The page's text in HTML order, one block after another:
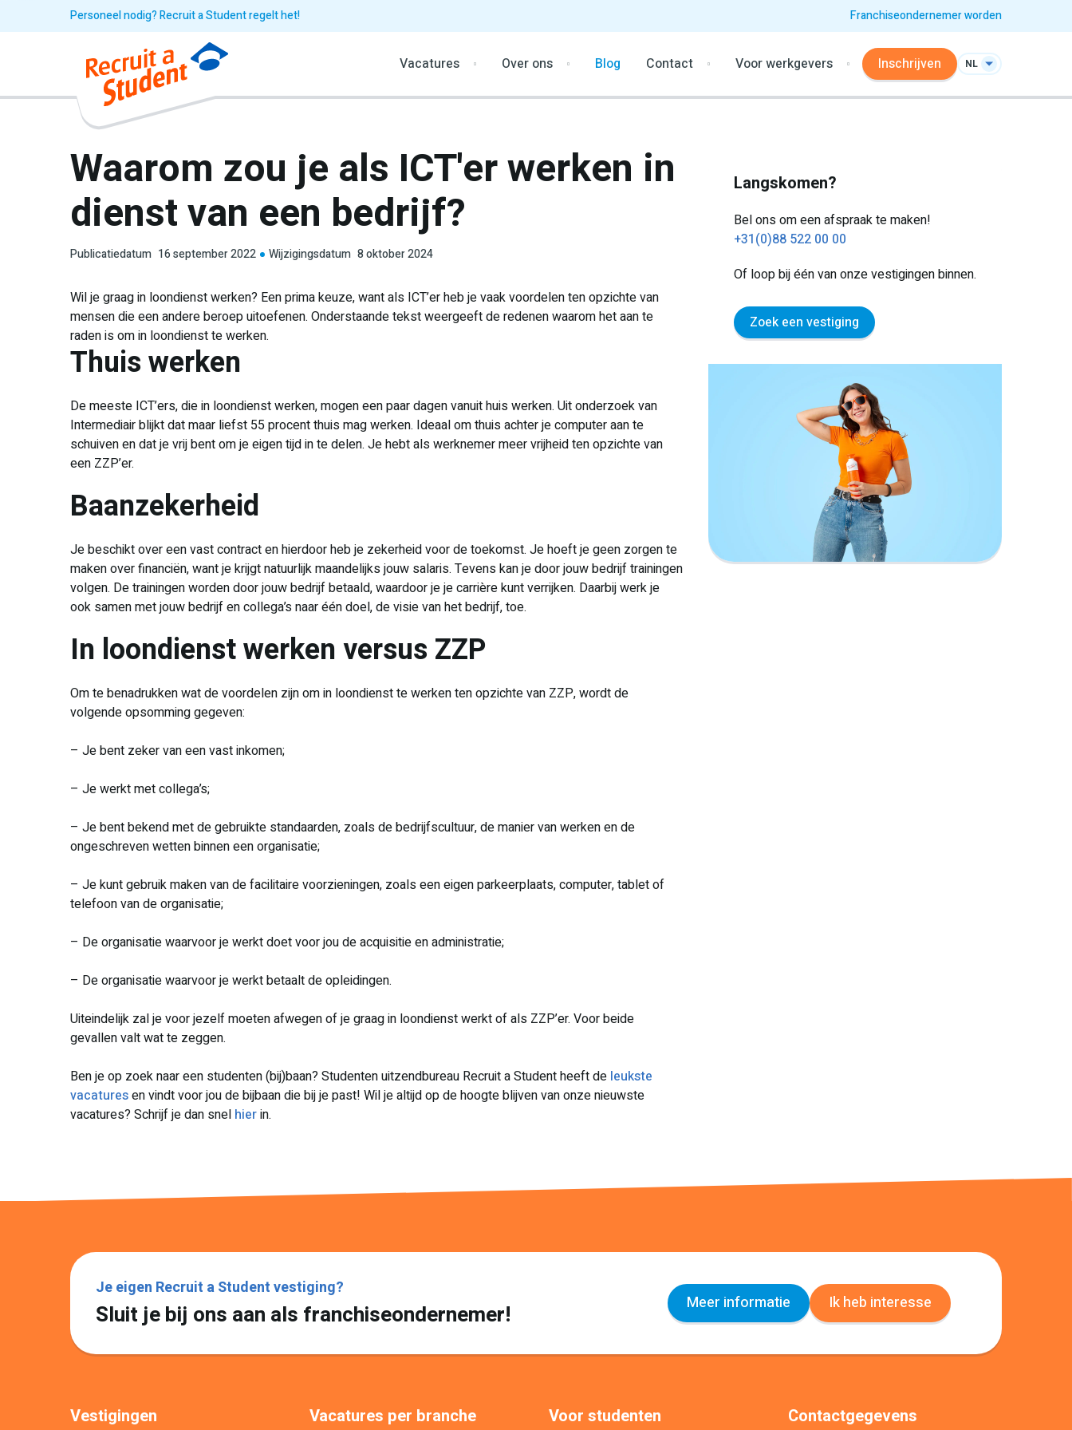
Personeel nodig? Recruit a Student regelt het! Franchiseondernemer worden
Vacatures Over ons Blog Contact Voor werkgevers Inschrijven NL
Waarom zou je als ICT'er werken in
dienst van een bedrijf?
Publicatiedatum 16 september 2022 Wijzigingsdatum 8 oktober 2024
Wil je graag in loondienst werken? Een prima keuze, want als ICT’er heb je vaak voordelen ten opzichte van
mensen die een andere beroep uitoefenen. Onderstaande tekst weergeeft de redenen waarom het aan te
raden is om in loondienst te werken.
Thuis werken
De meeste ICT’ers, die in loondienst werken, mogen een paar dagen vanuit huis werken. Uit onderzoek van
Intermediair blijkt dat maar liefst 55 procent thuis mag werken. Ideaal om thuis achter je computer aan te
schuiven en dat je vrij bent om je eigen tijd in te delen. Je hebt als werknemer meer vrijheid ten opzichte van
een ZZP’er.
Baanzekerheid
Je beschikt over een vast contract en hierdoor heb je zekerheid voor de toekomst. Je hoeft je geen zorgen te
maken over financiën, want je krijgt natuurlijk maandelijks jouw salaris. Tevens kan je door jouw bedrijf trainingen
volgen. De trainingen worden door jouw bedrijf betaald, waardoor je je carrière kunt verrijken. Daarbij werk je
ook samen met jouw bedrijf en collega’s naar één doel, de visie van het bedrijf, toe.
In loondienst werken versus ZZP
Om te benadrukken wat de voordelen zijn om in loondienst te werken ten opzichte van ZZP, wordt de
volgende opsomming gegeven:
– Je bent zeker van een vast inkomen;
– Je werkt met collega’s;
– Je bent bekend met de gebruikte standaarden, zoals de bedrijfscultuur, de manier van werken en de
ongeschreven wetten binnen een organisatie;
– Je kunt gebruik maken van de facilitaire voorzieningen, zoals een eigen parkeerplaats, computer, tablet of
telefoon van de organisatie;
– De organisatie waarvoor je werkt doet voor jou de acquisitie en administratie;
– De organisatie waarvoor je werkt betaalt de opleidingen.
Uiteindelijk zal je voor jezelf moeten afwegen of je graag in loondienst werkt of als ZZP’er. Voor beide
gevallen valt wat te zeggen.
Ben je op zoek naar een studenten (bij)baan? Studenten uitzendbureau Recruit a Student heeft de leukste
vacaturesen vindt voor jou de bijbaan die bij je past! Wil je altijd op de hoogte blijven van onze nieuwste
vacatures? Schrijf je dan snel hierin.
Langskomen?
Bel ons om een afspraak te maken!
+31(0)88 522 00 00
Of loop bij één van onze vestigingen binnen.
Zoek een vestiging
Je eigen Recruit a Student vestiging?
Sluit je bij ons aan als franchiseondernemer! Meer informatie Ik heb interesse
Vestigingen Vacatures per branche Voor studenten Contactgegevens